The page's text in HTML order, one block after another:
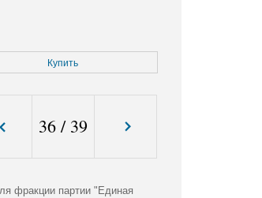
Купить
36/ 39
фракции партии "Единая